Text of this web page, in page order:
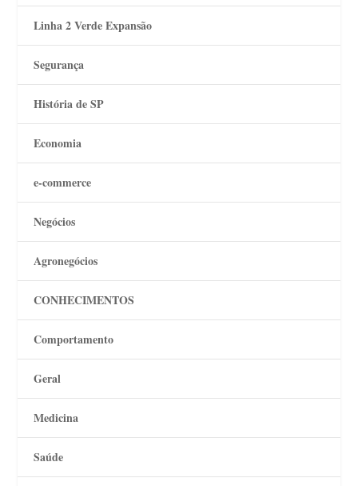
Linha 2 Verde Expansão
Segurança
História de SP
Economia
e-commerce
Negócios
Agronegócios
CONHECIMENTOS
Comportamento
Geral
Medicina
Saúde